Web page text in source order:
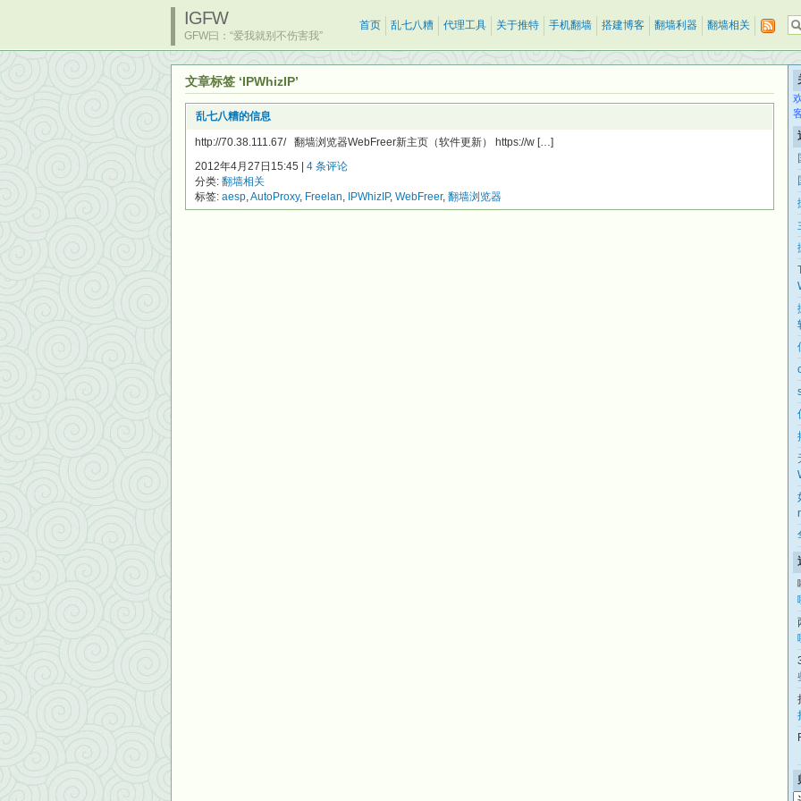
IGFW
GFW曰：“爱我就别不伤害我”
首页 乱七八糟 代理工具 关于推特 手机翻墙 搭建博客 翻墙利器 翻墙相关
文章标签 ‘IPWhizIP’
乱七八糟的信息
http://70.38.111.67/ 翻墙浏览器WebFreer新主页（软件更新） https://w […]
2012年4月27日15:45 | 4 条评论
分类: 翻墙相关
标签: aesp,AutoProxy, Freelan, IPWhizIP, WebFreer, 翻墙浏览器